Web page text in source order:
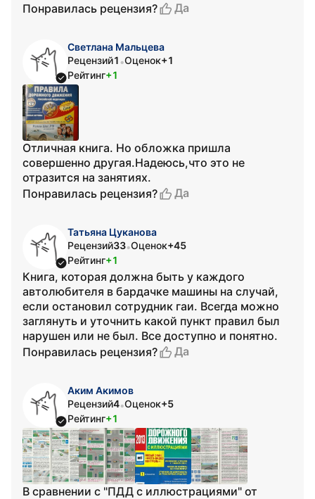
Понравилась рецензия?
Да
Светлана Мальцева
Рецензий1 •Оценок+1
Рейтинг+1
Отличная книга. Но обложка пришла
совершенно другая.Надеюсь,что это не
отразится на занятиях.
Понравилась рецензия?
Да
Татьяна Цуканова
Рецензий33•Оценок+45
Рейтинг+1
Книга, которая должна быть у каждого
автолюбителя в бардачке машины на случай,
если остановил сотрудник гаи. Всегда можно
заглянуть и уточнить какой пункт правил был
нарушен или не был. Все доступно и понятно.
Понравилась рецензия?
Да
Аким Акимов
Рецензий4•Оценок+5
Рейтинг+1
В сравнении с "ПДД с иллюстрациями" от